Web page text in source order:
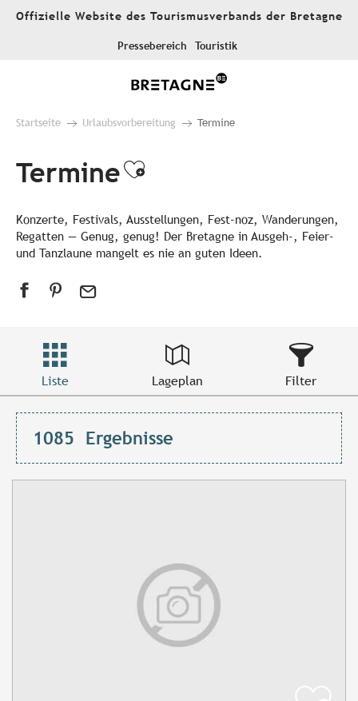
AllerOffizielle Website des Tourismusverbands der Bretagne
Pressebereich Touristik
Startseite Urlaubsvorbereitung Termine
TermineAjouter aux
Konzerte, Festivals, Ausstellungen, Fest-noz, Wanderungen,
Regatten — Genug, genug! Der Bretagne in Ausgeh-, Feier-
und Tanzlaune mangelt es nie an guten Ideen.
Liste Lageplan Filter
1085 Ergebnisse